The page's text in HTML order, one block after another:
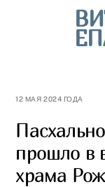
12 МАЯ 2024 ГОДА
прошло в
храма